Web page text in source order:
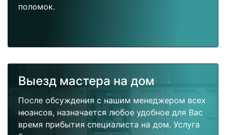
поломок.
Выезд мастера на дом
После обсуждения с нашим менеджером всех
нюансов, назначается любое удобное для Вас
время прибытия специалиста на дом. Услуга